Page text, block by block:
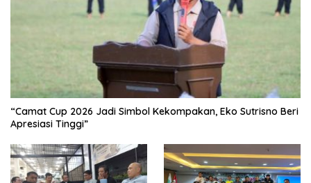
“Camat Cup 2026 Jadi Simbol Kekompakan, Eko Sutrisno Beri
Apresiasi Tinggi”